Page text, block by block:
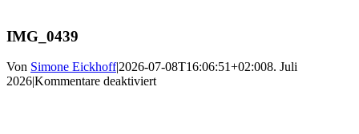
IMG_0439
Von Simone Eickhoff|2026-07-08T16:06:51+02:008. Juli
2026|Kommentare deaktiviertfür